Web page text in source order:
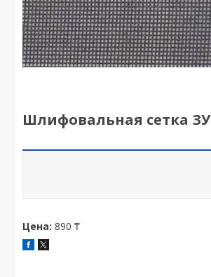
Шлифовальная сетка
Цена: 890 ₸